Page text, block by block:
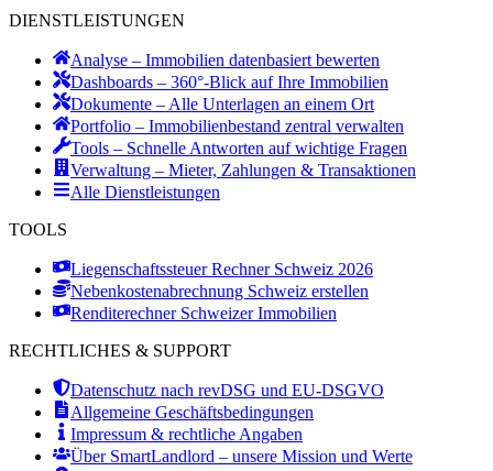
DIENSTLEISTUNGEN
Analyse – Immobilien datenbasiert bewerten
Dashboards – 360°-Blick auf Ihre Immobilien
Dokumente – Alle Unterlagen an einem Ort
Portfolio – Immobilienbestand zentral verwalten
Tools – Schnelle Antworten auf wichtige Fragen
Verwaltung – Mieter, Zahlungen & Transaktionen
Alle Dienstleistungen
TOOLS
Liegenschaftssteuer Rechner Schweiz 2026
Nebenkostenabrechnung Schweiz erstellen
Renditerechner Schweizer Immobilien
RECHTLICHES & SUPPORT
Datenschutz nach revDSG und EU-DSGVO
Allgemeine Geschäftsbedingungen
Impressum & rechtliche Angaben
Über SmartLandlord – unsere Mission und Werte